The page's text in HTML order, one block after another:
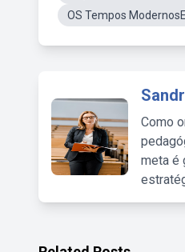
OS Tempos
Como
meta é